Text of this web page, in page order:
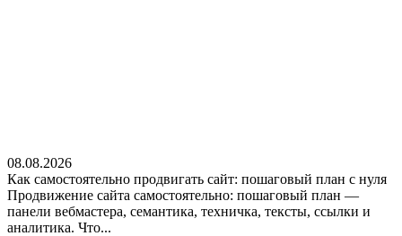
08.08.2026
Как самостоятельно продвигать сайт: пошаговый план с нуля
Продвижение сайта самостоятельно: пошаговый план —
панели вебмастера, семантика, техничка, тексты, ссылки и
аналитика. Что...